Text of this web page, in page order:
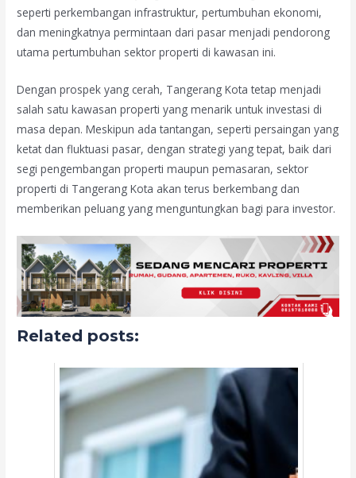
seperti perkembangan infrastruktur, pertumbuhan ekonomi,
dan meningkatnya permintaan dari pasar menjadi pendorong
utama pertumbuhan sektor properti di kawasan ini.
Dengan prospek yang cerah, Tangerang Kota tetap menjadi
salah satu kawasan properti yang menarik untuk investasi di
masa depan. Meskipun ada tantangan, seperti persaingan yang
ketat dan fluktuasi pasar, dengan strategi yang tepat, baik dari
segi pengembangan properti maupun pemasaran, sektor
properti di Tangerang Kota akan terus berkembang dan
memberikan peluang yang menguntungkan bagi para investor.
Related posts: